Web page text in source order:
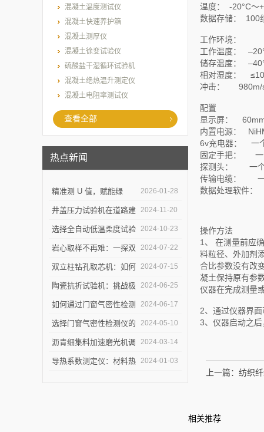
混凝土温度测试仪
混凝土快速养护箱
混凝土测厚仪
混凝土徐变试验仪
硫酸盐干湿循环试验机
混凝土绝热温升测定仪
混凝土电阻率测试仪
查看全部
热点新闻
精准测 U 值，赋能绿
建：上海乐傲的传热系数
测量仪守护建筑节能底线
2026-01-28
井盖压力试验机在道路建
设中的作用是什么？
2024-11-20
选择全自动低温柔度试验
仪，需要注意哪些事项？
2024-10-23
岩心取样不再难：一探双
立柱钻孔取芯机的奥秘
2024-07-22
双立柱钻孔取芯机：如何
提高地质取样的精确度与
效率？
2024-07-15
陶瓷抗折试验机：挑战极
限，提升可能
2024-06-25
如何通过门窗气密性检测
仪节能？
2024-06-17
选择门窗气密性检测仪的
关键因素是什么？
2024-05-10
沥青细集料加速磨光机调
试完毕紧急发货
2024-03-14
导热系数测定仪：材料热 2024-01-03
温度： -20°C
数据存储： 100
工作环境：
工作温度：
储存温度：
相对湿度：
冲击：
配置
显示屏：
内置电源：
6v充电器： 一
固定手把： 一
探测头： 一
传输电缆：
数据处理软件
操作方法
1、
在测量前应
料粒径、外加剂
合比参数没有改
凝土保持原有参
仪器在完成测量
2、 通过仪器界
3、 仪器启动之
上一篇： 纺织
相关推荐